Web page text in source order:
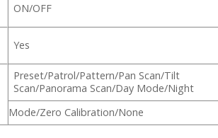
ON/OFF
Yes
Preset/Patrol/Pattern/Pan Scan/Tilt
Scan/Panorama Scan/Day Mode/Night
Mode/Zero Calibration/None